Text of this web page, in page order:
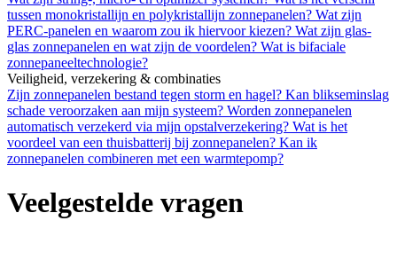
tussen monokristallijn en polykristallijn zonnepanelen? Wat zijn
PERC-panelen en waarom zou ik hiervoor kiezen? Wat zijn glas-
glas zonnepanelen en wat zijn de voordelen? Wat is bifaciale
zonnepaneeltechnologie?
Veiligheid, verzekering & combinaties
Zijn zonnepanelen bestand tegen storm en hagel? Kan blikseminslag
schade veroorzaken aan mijn systeem? Worden zonnepanelen
automatisch verzekerd via mijn opstalverzekering? Wat is het
voordeel van een thuisbatterij bij zonnepanelen? Kan ik
zonnepanelen combineren met een warmtepomp?
Veelgestelde vragen